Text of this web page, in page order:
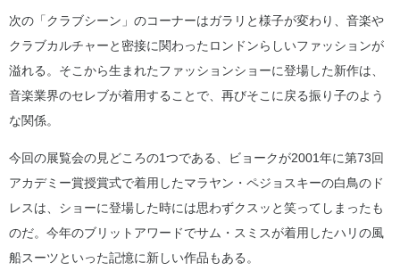
次の「クラブシーン」のコーナーはガラリと様子が変わり、音楽や
クラブカルチャーと密接に関わったロンドンらしいファッションが
溢れる。そこから生まれたファッションショーに登場した新作は、
音楽業界のセレブが着用することで、再びそこに戻る振り子のよう
な関係。
今回の展覧会の見どころの1つである、ビョークが2001年に第73回
アカデミー賞授賞式で着用したマラヤン・ペジョスキーの白鳥のド
レスは、ショーに登場した時には思わずクスッと笑ってしまったも
のだ。今年のブリットアワードでサム・スミスが着用したハリの風
船スーツといった記憶に新しい作品もある。